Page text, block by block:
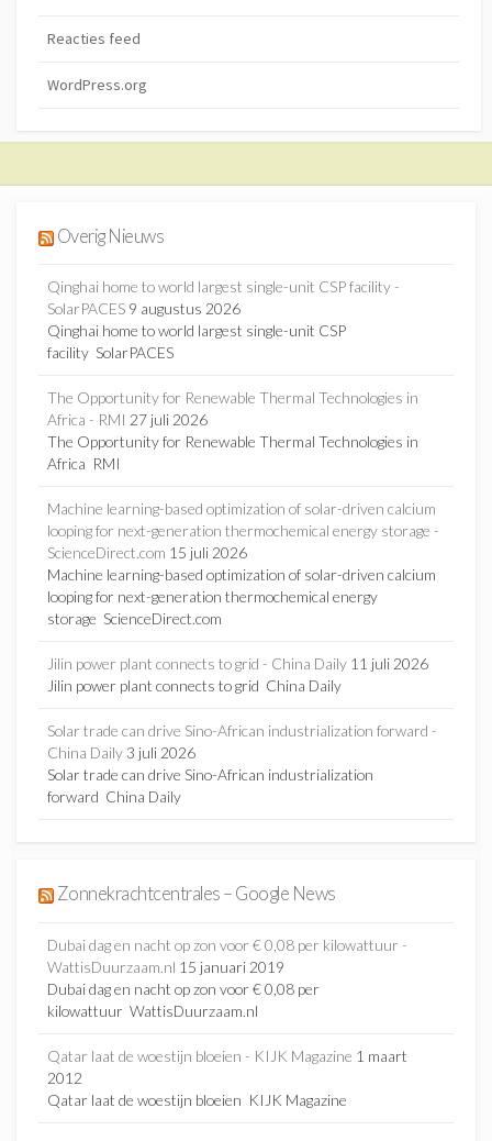
Reacties feed
WordPress.org
Overig Nieuws
Qinghai home to world largest single-unit CSP facility -
SolarPACES 9 augustus 2026
Qinghai home to world largest single-unit CSP
facility SolarPACES
The Opportunity for Renewable Thermal Technologies in
Africa - RMI 27 juli 2026
The Opportunity for Renewable Thermal Technologies in
Africa RMI
Machine learning-based optimization of solar-driven calcium
looping for next-generation thermochemical energy storage -
ScienceDirect.com 15 juli 2026
Machine learning-based optimization of solar-driven calcium
looping for next-generation thermochemical energy
storage ScienceDirect.com
Jilin power plant connects to grid - China Daily 11 juli 2026
Jilin power plant connects to grid China Daily
Solar trade can drive Sino-African industrialization forward -
China Daily3 juli 2026
Solar trade can drive Sino-African industrialization
forward China Daily
Zonnekrachtcentrales – Google News
Dubai dag en nacht op zon voor € 0,08 per kilowattuur -
WattisDuurzaam.nl 15 januari 2019
Dubai dag en nacht op zon voor € 0,08 per
kilowattuur WattisDuurzaam.nl
Qatar laat de woestijn bloeien - KIJK Magazine 1 maart
2012
Qatar laat de woestijn bloeien KIJK Magazine